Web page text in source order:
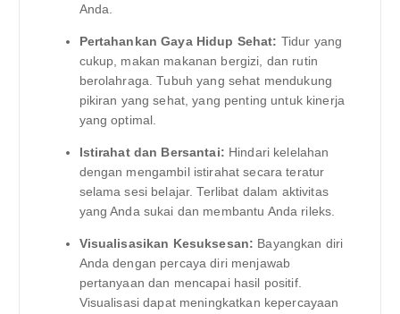
Anda.
Pertahankan Gaya Hidup Sehat: Tidur yang
cukup, makan makanan bergizi, dan rutin
berolahraga. Tubuh yang sehat mendukung
pikiran yang sehat, yang penting untuk kinerja
yang optimal.
Istirahat dan Bersantai: Hindari kelelahan
dengan mengambil istirahat secara teratur
selama sesi belajar. Terlibat dalam aktivitas
yang Anda sukai dan membantu Anda rileks.
Visualisasikan Kesuksesan: Bayangkan diri
Anda dengan percaya diri menjawab
pertanyaan dan mencapai hasil positif.
Visualisasi dapat meningkatkan kepercayaan